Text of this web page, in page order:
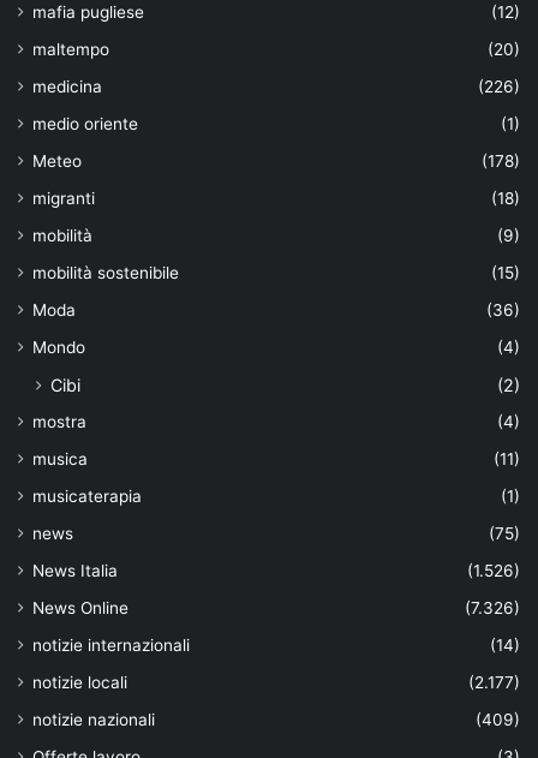
mafia pugliese
(12)
maltempo
(20)
medicina
(226)
medio oriente
(1)
Meteo
(178)
migranti
(18)
mobilità
(9)
mobilità sostenibile
(15)
Moda
(36)
Mondo
(4)
Cibi (2)
mostra
(4)
musica
(11)
musicaterapia
(1)
news
(75)
News Italia
(1.526)
News Online
(7.326)
notizie internazionali
(14)
notizie locali
(2.177)
notizie nazionali
(409)